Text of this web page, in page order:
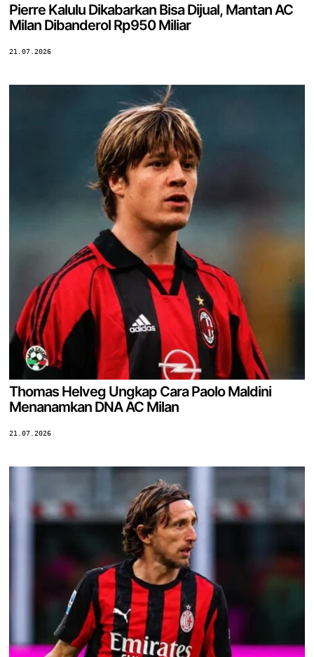
Pierre Kalulu Dikabarkan Bisa Dijual, Mantan AC
Milan Dibanderol Rp950 Miliar
21.07.2026
Thomas Helveg Ungkap Cara Paolo Maldini
Menanamkan DNA AC Milan
21.07.2026